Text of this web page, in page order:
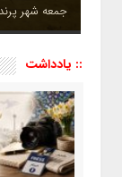
چشم نوازی
:: یادداشت